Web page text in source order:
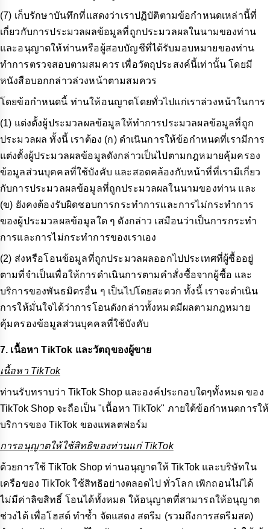
(7) เก็บรักษาบันทึกที่แสดงว่าเราปฏิบัติตามข้อกำหนดเหล่านี้ที่
เกี่ยวกับการประมวลผลข้อมูลที่ถูกประมวลผลในนามของท่าน
และอนุญาตให้ท่านหรือผู้สอบบัญชีที่ได้รับมอบหมายของท่าน
ทำการตรวจสอบตามสมควร เพื่อวัตถุประสงค์นี้เท่านั้น โดยมี
หนังสือบอกกล่าวล่วงหน้าตามสมควร
โดยข้อกำหนดนี้ ท่านให้อนญาตโดยทั่วไปแก่เราล่วงหน้าในการ
(1) แต่งตั้งผู้ประมวลผลข้อมูลให้ทำการประมวลผลข้อมูลที่ถูก
ประมวลผล ทั้งนี้ เราต้อง (ก) ดำเนินการให้ข้อกำหนดที่เรามีการ
แต่งตั้งผู้ประมวลผลข้อมูลดังกล่าวเป็นไปตามกฎหมายคุ้มครอง
ข้อมูลส่วนบุคคลที่ใช้บังคับ และสอดคล้องกับหน้าที่ที่เรามีเกี่ยว
กับการประมวลผลข้อมูลที่ถูกประมวลผลในนามของท่าน และ
(ข) ยังคงต้องรับผิดชอบการกระทำการและการไม่กระทำการ
ของผู้ประมวลผลข้อมูลใด ๆ ดังกล่าว เสมือนว่าเป็นการกระทำ
การและการไม่กระทำการของเราเอง
(2) ส่งหรือโอนข้อมูลที่ถูกประมวลผลออกไปประเทศที่ผู้ซื้ออยู่
ตามที่จำเป็นเพื่อให้การดำเนินการตามคำสั่งซื้อจากผู้ซื้อ และ
บริการของพันธมิตรอื่น ๆ เป็นไปโดยสะดวก ทั้งนี้ เราจะดำเนิน
การให้มั่นใจได้ว่าการโอนดังกล่าวทั้งหมดมีผลตามกฎหมาย
คุ้มครองข้อมูลส่วนบุคคลที่ใช้บังคับ
7. เนื้อหา TikTok และวัตถุของผู้ขาย
เนื้อหา TikTok
ท่านรับทราบว่า TikTok Shop และองค์ประกอบใดๆทั้งหมด ของ
TikTok Shop จะถือเป็น "เนื้อหา TikTok" ภายใต้ข้อกำหนดการให้
บริการของ TikTok ของแพลตฟอร์ม
การอนุญาตให้ใช้สิทธิของท่านแก่ TikTok
ด้วยการใช้ TikTok Shop ท่านอนุญาตให้ TikTok และบริษัทใน
เครือของ TikTok ใช้สิทธิอย่างตลอดไป ทั่วโลก เพิกถอนไม่ได้
ไม่มีค่าลิขสิทธิ์ โอนได้ทั้งหมด ให้อนุญาตที่สามารถให้อนุญาต
ช่วงได้ เพื่อโฮสต์ ทำซ้ำ จัดแสดง สตรีม (รวมถึงการสตรีมสด)